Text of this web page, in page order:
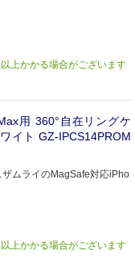
上かかる場合がございます
用 360°自在リングケ
イト GZ-IPCS14PROM
ムライのMagSafe対応iPho
上かかる場合がございます